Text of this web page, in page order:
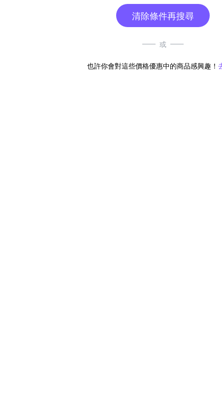
清除條件再搜尋
或
也許你會對這些價格優惠中的商品感興趣！